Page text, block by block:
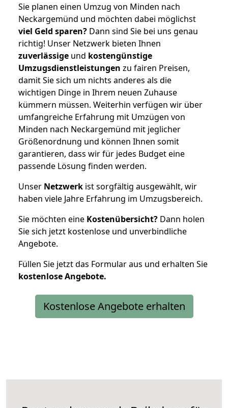
Sie planen einen Umzug von Minden nach
Neckargemünd und möchten dabei möglichst
viel Geld sparen? Dann sind Sie bei uns genau
richtig! Unser Netzwerk bieten Ihnen
zuverlässige und kostengünstige
Umzugsdienstleistungen zu fairen Preisen,
damit Sie sich um nichts anderes als die
wichtigen Dinge in Ihrem neuen Zuhause
kümmern müssen. Weiterhin verfügen wir über
umfangreiche Erfahrung mit Umzügen von
Minden nach Neckargemünd mit jeglicher
Größenordnung und können Ihnen somit
garantieren, dass wir für jedes Budget eine
passende Lösung finden werden.
Unser Netzwerk ist sorgfältig ausgewählt, wir
haben viele Jahre Erfahrung im Umzugsbereich.
Sie möchten eine Kostenübersicht? Dann holen
Sie sich jetzt kostenlose und unverbindliche
Angebote.
Füllen Sie jetzt das Formular aus und erhalten Sie
kostenloseAngebote.
Kostenlose Angebote erhalten